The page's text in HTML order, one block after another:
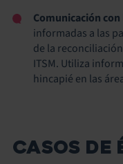
Comunicación
informadas a las
de la
ITSM. Utiliza
hincapié en las
CASOS DE